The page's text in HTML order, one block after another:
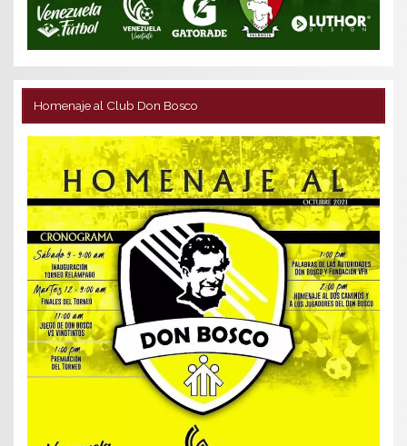
Homenaje al Club Don Bosco